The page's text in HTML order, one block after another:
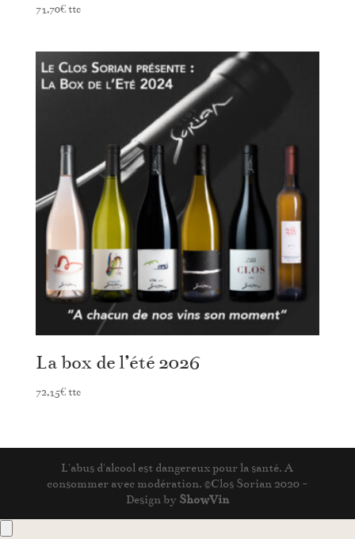
71,70€ ttc
La box de l’été 2026
72,15€ ttc
L'abus d'alcool est dangereux pour la santé. A
consommer avec modération. ©Clos Sorian 2020 -
Design by ShowVin